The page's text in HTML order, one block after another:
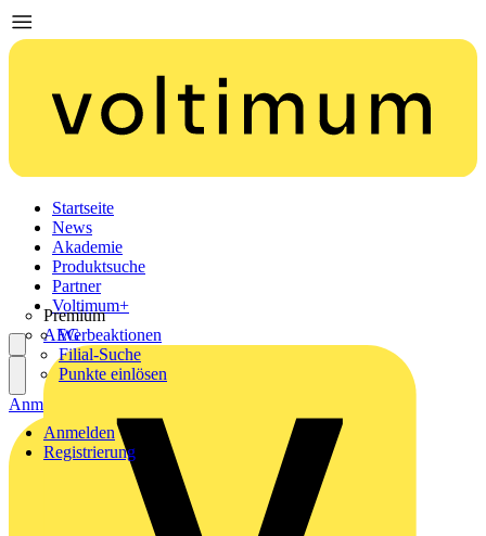
Startseite
News
Akademie
Produktsuche
Partner
Premium
AEG
Voltimum+
Werbeaktionen
Filial-Suche
Punkte einlösen
Anmelden
Registrierung
Anmelden